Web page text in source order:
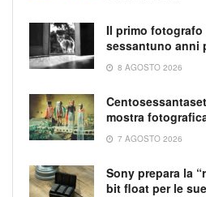
Il primo fotografo
sessantuno anni
8 AGOSTO 2026
mostra
7 AGOSTO 2026
Sony prepara la
bit float per le